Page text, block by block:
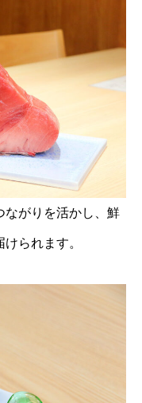
ながりを活かし、鮮
られます。